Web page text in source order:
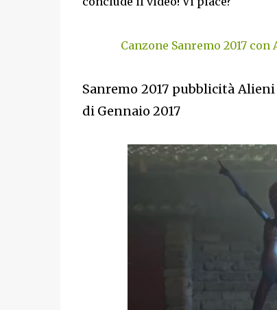
Canzone Sanremo 2017
Sanremo 2017 pubblicità
di Gennaio 2017